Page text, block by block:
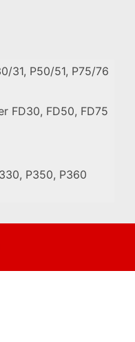
31, P50/51, P75/76
FD30, FD50, FD75
P350, P360